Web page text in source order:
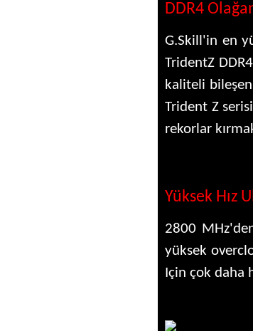
DDR4
G.Skill'in en
TridentZ
kaliteli
Trident Z
rekorlar
Yüksek Hız
2800
yüksek
Için çok daha